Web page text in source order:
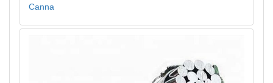
Canna